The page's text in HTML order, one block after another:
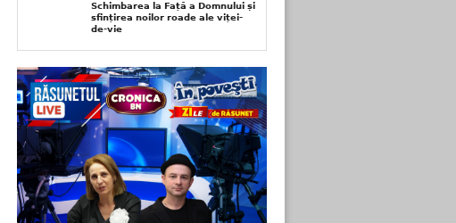
Schimbarea la Față a Domnului și
sfințirea noilor roade ale viței-
de-vie